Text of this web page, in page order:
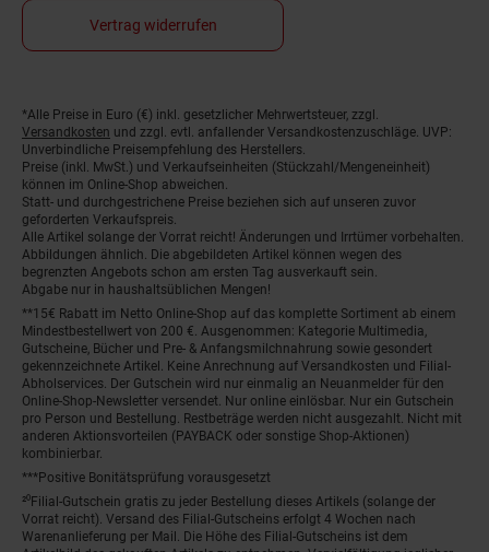
Vertrag widerrufen
Fußnoten
*Alle Preise in Euro (€) inkl. gesetzlicher Mehrwertsteuer, zzgl.
Versandkosten und zzgl. evtl. anfallender Versandkostenzuschläge. UVP:
Unverbindliche Preisempfehlung des Herstellers.
Preise (inkl. MwSt.) und Verkaufseinheiten (Stückzahl/Mengeneinheit)
können im Online-Shop abweichen.
Statt- und durchgestrichene Preise beziehen sich auf unseren zuvor
geforderten Verkaufspreis.
Alle Artikel solange der Vorrat reicht! Änderungen und Irrtümer vorbehalten.
Abbildungen ähnlich. Die abgebildeten Artikel können wegen des
begrenzten Angebots schon am ersten Tag ausverkauft sein.
Abgabe nur in haushaltsüblichen Mengen!
**15€ Rabatt im Netto Online-Shop auf das komplette Sortiment ab einem
Mindestbestellwert von 200 €. Ausgenommen: Kategorie Multimedia,
Gutscheine, Bücher und Pre- & Anfangsmilchnahrung sowie gesondert
gekennzeichnete Artikel. Keine Anrechnung auf Versandkosten und Filial-
Abholservices. Der Gutschein wird nur einmalig an Neuanmelder für den
Online-Shop-Newsletter versendet. Nur online einlösbar. Nur ein Gutschein
pro Person und Bestellung. Restbeträge werden nicht ausgezahlt. Nicht mit
anderen Aktionsvorteilen (PAYBACK oder sonstige Shop-Aktionen)
kombinierbar.
***Positive Bonitätsprüfung vorausgesetzt
²⁰Filial-Gutschein gratis zu jeder Bestellung dieses Artikels (solange der
Vorrat reicht). Versand des Filial-Gutscheins erfolgt 4 Wochen nach
Warenanlieferung per Mail. Die Höhe des Filial-Gutscheins ist dem